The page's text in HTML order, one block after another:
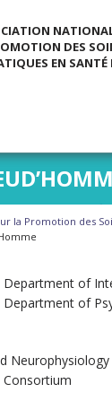
DES
EN SANTÉ
la Promotion des
of
of
Consortium